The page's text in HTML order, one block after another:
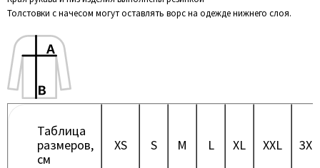
Толстовки с начесом могут оставлять ворс на одежде нижнего слоя.
Таблица
размеров,
см
XS S M L XL XXL 3XL